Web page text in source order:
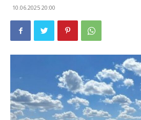
10.06.2025 20:00